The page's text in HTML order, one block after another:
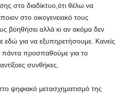
στο διαδίκτυο,ότι θέλω να
στο οικογενειακό τους
βοηθήσει αλλά κι αν ακόμα δεν
εδώ για να εξυπηρετήσουμε. Κανείς
πάντα προσπαθούμε για το
συνθήκες.
ψηφιακό μετασχηματισμό της